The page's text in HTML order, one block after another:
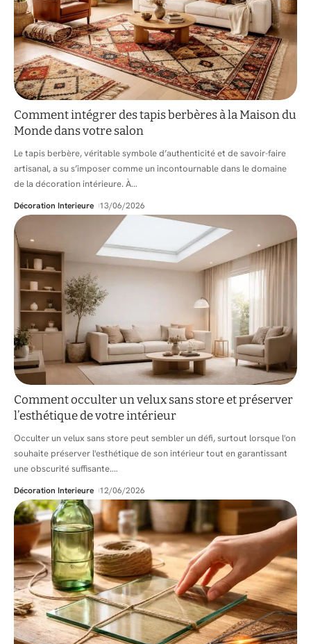
Comment intégrer des tapis berbères à la Maison du
Monde dans votre salon
Le tapis berbère, véritable symbole d’authenticité et de savoir-faire
artisanal, a su s’imposer comme un incontournable dans le domaine
de la décoration intérieure. À…
Décoration Interieure 13/06/2026
Comment occulter un velux sans store et préserver
l’esthétique de votre intérieur
Occulter un velux sans store peut sembler un défi, surtout lorsque l'on
souhaite préserver l'esthétique de son intérieur tout en garantissant
une obscurité suffisante.…
Décoration Interieure 12/06/2026